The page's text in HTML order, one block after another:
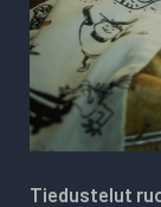
Tiedustelut